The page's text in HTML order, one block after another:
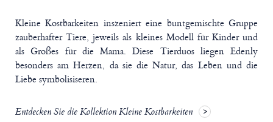
Kleine Kostbarkeiten inszeniert eine buntgemischte Gruppe
zauberhafter Tiere, jeweils als kleines Modell für Kinder und
als Großes für die Mama. Diese Tierduos liegen Edenly
besonders am Herzen, da sie die Natur, das Leben und die
Liebe symbolisiseren.
Entdecken Sie die Kollektion Kleine Kostbarkeiten